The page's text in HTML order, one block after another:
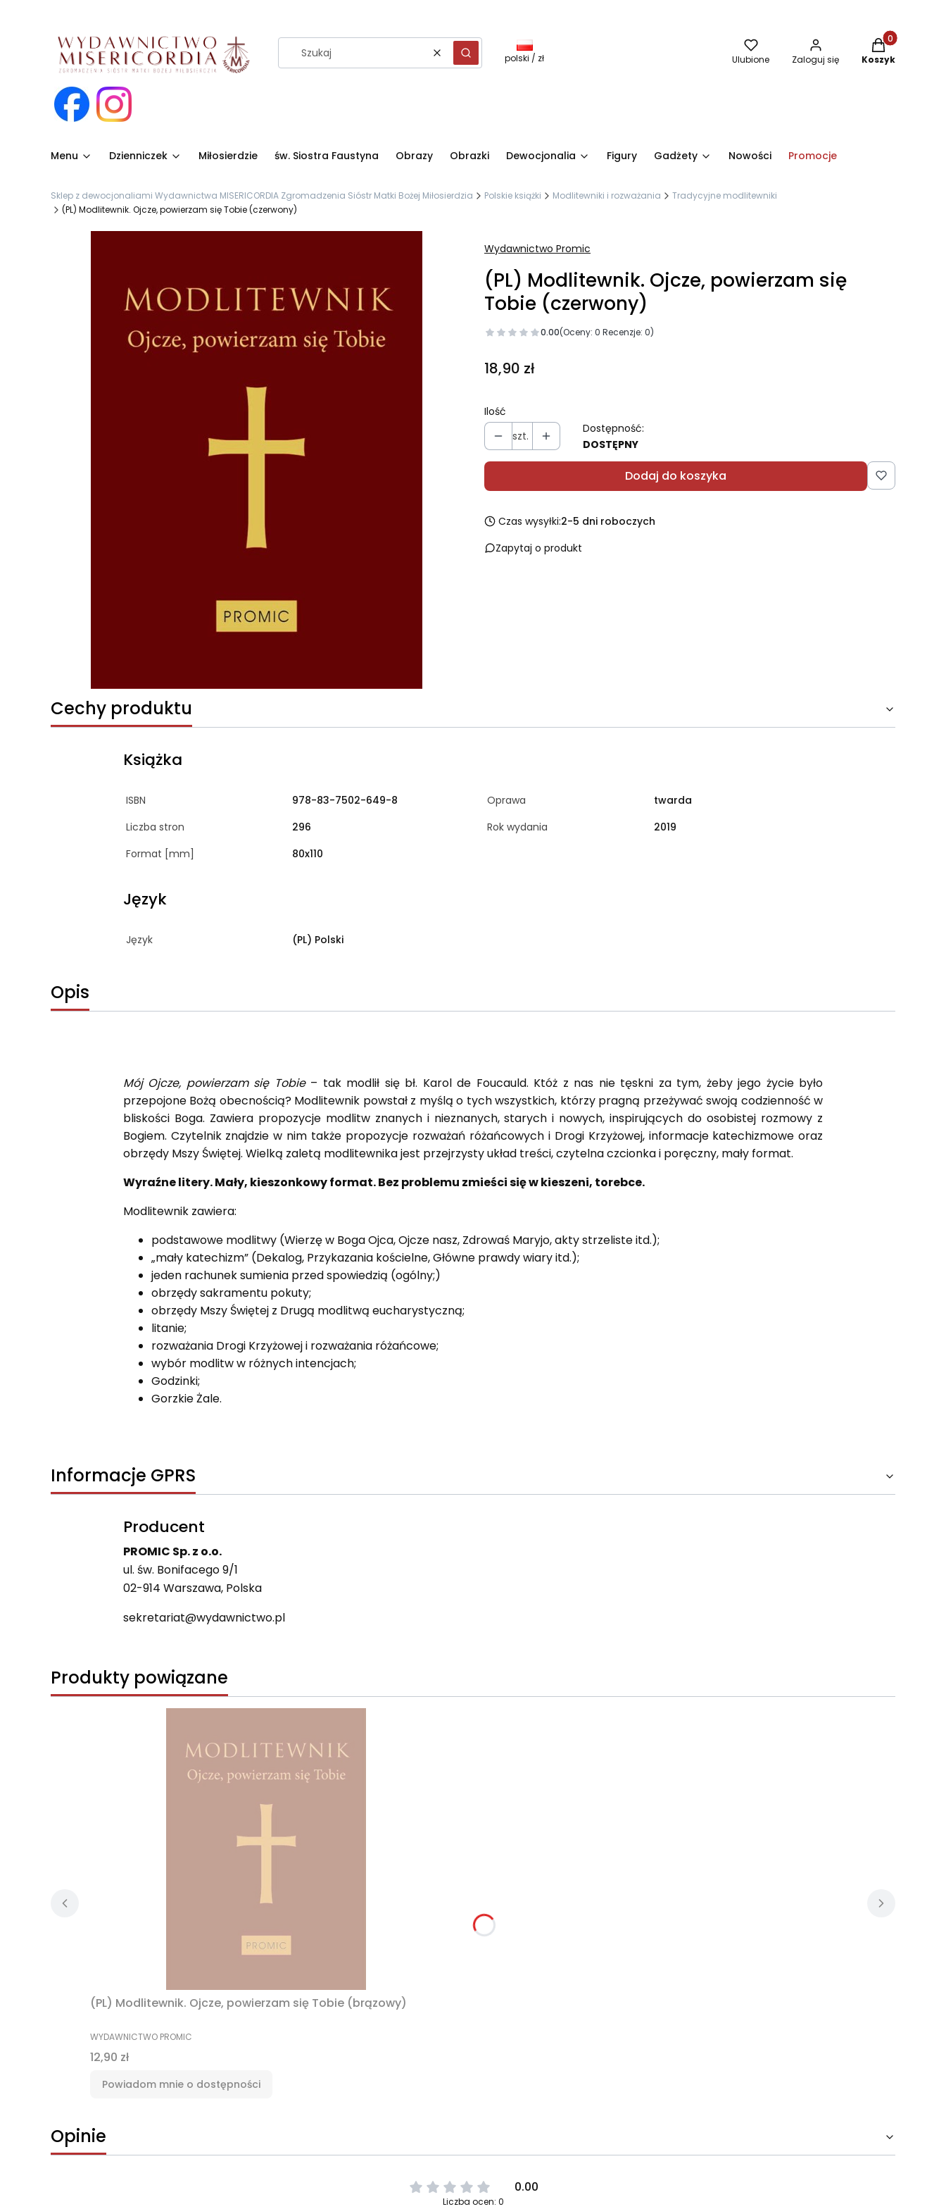
WyczyśćSzukaj polski / zł Ulubione Zaloguj się
Produkty w
Koszyk
Menu Dzienniczek Miłosierdzie św. Siostra Faustyna Obrazy Obrazki Dewocjonalia Figury Gadżety Nowości Promocje
Sklep z dewocjonaliami Wydawnictwa MISERICORDIA Zgromadzenia Sióstr Matki Bożej Miłosierdzia Polskie książki Modlitewniki i rozważania
Tradycyjne modlitewniki
(PL) Modlitewnik. Ojcze, powierzam się Tobie (czerwony)
Wydawnictwo Promic
(PL) Modlitewnik. Ojcze, powierzam się
Tobie (czerwony)
0.00(Oceny: 0 Recenzje: 0)
Cena
18,90 zł
Ilość
szt.
Dostępność:
DOSTĘPNY
Dodaj do koszyka
Czas wysyłki:2-5 dni roboczych
Zapytaj o produkt
Cechy produktu
Książka
ISBN 978-83-7502-649-8 Oprawa
twarda
Liczba stron
296 Rok wydania
2019
Format [mm]
80x110
Język
Język (PL) Polski
Opis
Mój Ojcze, powierzam się Tobie– tak modlił się bł. Karol de Foucauld. Któż z nas nie tęskni za tym, żeby jego życie było
przepojone Bożą obecnością? Modlitewnik powstał z myślą o tych wszystkich, którzy pragną przeżywać swoją codzienność w
bliskości Boga. Zawiera propozycje modlitw znanych i nieznanych, starych i nowych, inspirujących do osobistej rozmowy z
Bogiem. Czytelnik znajdzie w nim także propozycje rozważań różańcowych i Drogi Krzyżowej, informacje katechizmowe oraz
obrzędy Mszy Świętej. Wielką zaletą modlitewnika jest przejrzysty układ treści, czytelna czcionka i poręczny, mały format.
Wyraźne litery. Mały, kieszonkowy format. Bez problemu zmieści się w kieszeni, torebce.
Modlitewnik zawiera:
podstawowe modlitwy (Wierzę w Boga Ojca, Ojcze nasz, Zdrowaś Maryjo, akty strzeliste itd.);
„mały katechizm” (Dekalog, Przykazania kościelne, Główne prawdy wiary itd.);
jeden rachunek sumienia przed spowiedzią (ogólny;)
obrzędy sakramentu pokuty;
obrzędy Mszy Świętej z Drugą modlitwą eucharystyczną;
litanie;
rozważania Drogi Krzyżowej i rozważania różańcowe;
wybór modlitw w różnych intencjach;
Godzinki;
Gorzkie Żale.
Informacje GPRS
Producent
PROMIC Sp. z o.o.
ul. św. Bonifacego 9/1
02-914 Warszawa, Polska
sekretariat@wydawnictwo.pl
Produkty powiązane
(PL) Modlitewnik. Ojcze, powierzam się Tobie (brązowy)
PRODUCENT
WYDAWNICTWO PROMIC
Cena
12,90 zł
Powiadom mnie o dostępności
Opinie
0.00
Liczba ocen: 0